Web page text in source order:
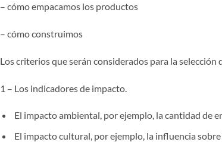
– cómo empacamos los productos
– cómo construimos
Los criterios que serán considerados para la selección
1 – Los indicadores de impacto.
El impacto ambiental, por ejemplo, la cantidad de
El impacto cultural, por ejemplo, la influencia